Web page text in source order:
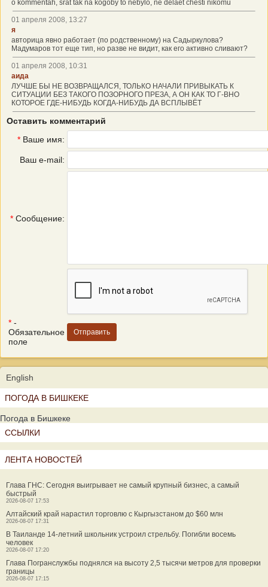
o kommentah, srat tak na kogoby to nebylo, ne delaet chesti nikomu
01 апреля 2008, 13:27
я
авторица явно работает (по родственному) на Садыркулова?
Мадумаров тот еще тип, но разве не видит, как его активно сливают?
01 апреля 2008, 10:31
аида
ЛУЧШЕ БЫ НЕ ВОЗВРАЩАЛСЯ, ТОЛЬКО НАЧАЛИ ПРИВЫКАТЬ К
СИТУАЦИИ БЕЗ ТАКОГО ПОЗОРНОГО ПРЕЗА, А ОН КАК ТО Г-ВНО
КОТОРОЕ ГДЕ-НИБУДЬ КОГДА-НИБУДЬ ДА ВСПЛЫВЁТ
Оставить комментарий
* Ваше имя:
Ваш e-mail:
* Сообщение:
* -
Обязательное
поле
English
ПОГОДА В БИШКЕКЕ
Погода в Бишкеке
ССЫЛКИ
ЛЕНТА НОВОСТЕЙ
Глава ГНС: Сегодня выигрывает не самый крупный бизнес, а самый
быстрый
2026-08-07 17:53
Алтайский край нарастил торговлю с Кыргызстаном до $60 млн
2026-08-07 17:31
В Таиланде 14-летний школьник устроил стрельбу. Погибли восемь
человек
2026-08-07 17:20
Глава Погранслужбы поднялся на высоту 2,5 тысячи метров для проверки
границы
2026-08-07 17:15